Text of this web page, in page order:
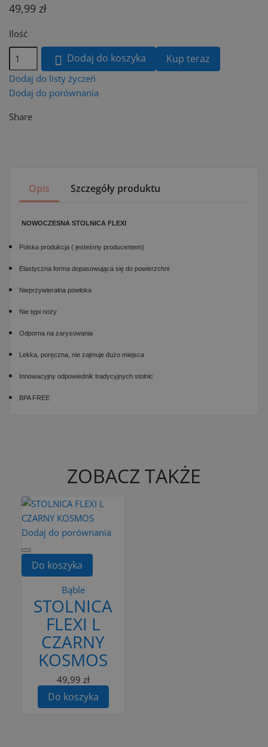
49,99 zł
Ilość
 Dodaj do koszyka Kup teraz
Dodaj do listy życzeń
Dodaj do porównania
Share
Opis Szczegóły produktu
NOWOCZESNA STOLNICA FLEXI
Polska produkcja ( jesteśmy producentem)
Elastyczna forma dopasowująca się do powierzchni
Nieprzywieralna powłoka
Nie tępi noży
Odporna na zarysowania
Lekka, poręczna, nie zajmuje dużo miejsca
Innowacyjny odpowiednik tradycyjnych stolnic
BPA FREE
ZOBACZ TAKŻE
Dodaj do porównania
Do koszyka
Bąble
STOLNICA
FLEXI L
CZARNY
KOSMOS
49,99 zł
Do koszyka